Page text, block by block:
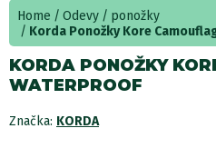
Home Odevy
ponožky
Korda Ponožky Kore
KORDA PONOŽKY
WATERPROOF
Značka: KORDA